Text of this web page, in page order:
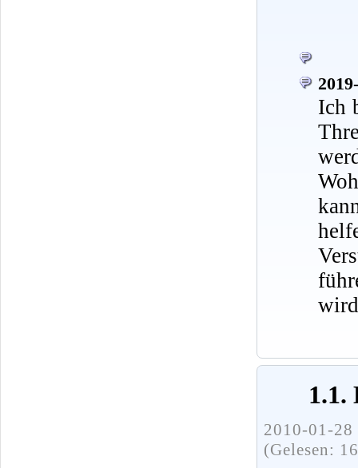
Ich
1.1.
2010-01-
(Gelesen: